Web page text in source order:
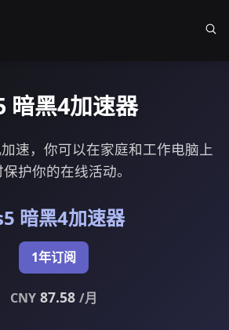
暗黑4加速器
速，你可以在家庭和工作电脑上
护你的在线活动。
暗黑4加速器
1年订阅
CNY87.58 /月